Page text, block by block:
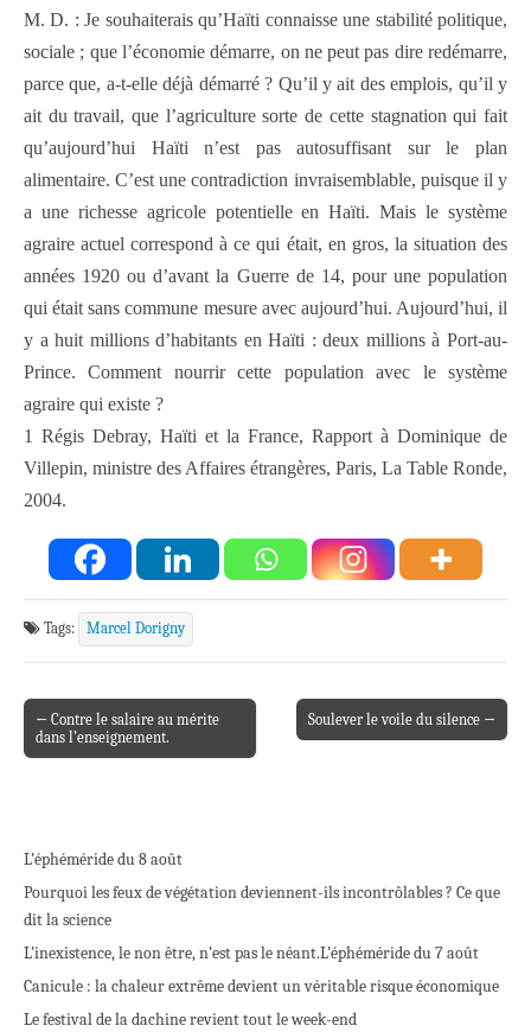
M. D. : Je souhaiterais qu’Haïti connaisse une stabilité politique,
sociale ; que l’économie démarre, on ne peut pas dire redémarre,
parce que, a-t-elle déjà démarré ? Qu’il y ait des emplois, qu’il y
ait du travail, que l’agriculture sorte de cette stagnation qui fait
qu’aujourd’hui Haïti n’est pas autosuffisant sur le plan
alimentaire. C’est une contradiction invraisemblable, puisque il y
a une richesse agricole potentielle en Haïti. Mais le système
agraire actuel correspond à ce qui était, en gros, la situation des
années 1920 ou d’avant la Guerre de 14, pour une population
qui était sans commune mesure avec aujourd’hui. Aujourd’hui, il
y a huit millions d’habitants en Haïti : deux millions à Port-au-
Prince. Comment nourrir cette population avec le système
agraire qui existe ?
1 Régis Debray, Haïti et la France, Rapport à Dominique de
Villepin, ministre des Affaires étrangères, Paris, La Table Ronde,
2004.
Tags: Marcel Dorigny
Post navigation
← Contre le salaire au mérite
dans l’enseignement.
Soulever le voile du silence →
L’éphéméride du 8 août
Pourquoi les feux de végétation deviennent-ils incontrôlables ? Ce que
dit la science
L’inexistence, le non être, n’est pas le néant.L’éphéméride du 7 août
Canicule : la chaleur extrême devient un véritable risque économique
Le festival de la dachine revient tout le week-end